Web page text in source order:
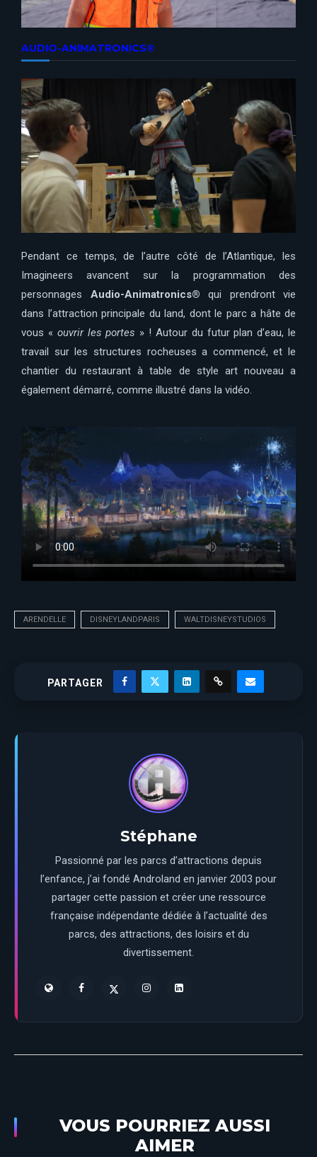
AUDIO-ANIMATRONICS®
Pendant ce temps, de l’autre côté de l’Atlantique, les
Imagineers avancent sur la programmation des
personnages Audio-Animatronics® qui prendront vie
dans l’attraction principale du land, dont le parc a hâte de
vous « ouvrir les portes » ! Autour du futur plan d’eau, le
travail sur les structures rocheuses a commencé, et le
chantier du restaurant à table de style art nouveau a
également démarré, comme illustré dans la vidéo.
ARENDELLE DISNEYLANDPARIS WALTDISNEYSTUDIOS
PARTAGER
Stéphane
Passionné par les parcs d’attractions depuis
l’enfance, j’ai fondé Androland en janvier 2003 pour
partager cette passion et créer une ressource
française indépendante dédiée à l’actualité des
parcs, des attractions, des loisirs et du
divertissement.
VOUS POURRIEZ AUSSI
AIMER